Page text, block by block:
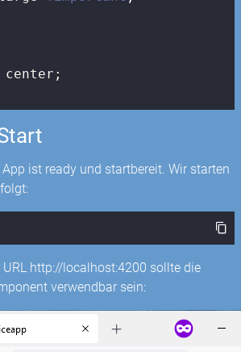
App ist ready und startbereit. Wir starten
http://localhost:4200 sollte die
verwendbar sein: